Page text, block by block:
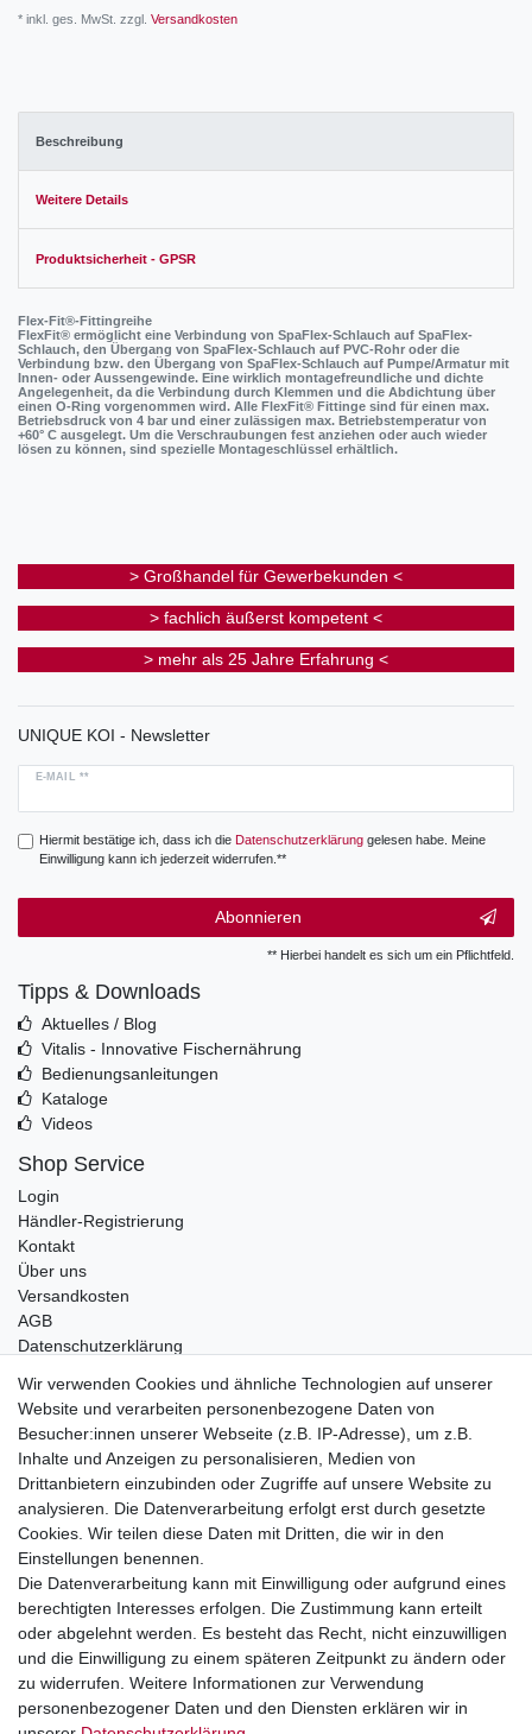
* inkl. ges. MwSt. zzgl. Versandkosten
Beschreibung
Weitere Details
Produktsicherheit - GPSR
Flex-Fit®-Fittingreihe
FlexFit® ermöglicht eine Verbindung von SpaFlex-Schlauch auf SpaFlex-
Schlauch, den Übergang von SpaFlex-Schlauch auf PVC-Rohr oder die
Verbindung bzw. den Übergang von SpaFlex-Schlauch auf Pumpe/Armatur mit
Innen- oder Aussengewinde. Eine wirklich montagefreundliche und dichte
Angelegenheit, da die Verbindung durch Klemmen und die Abdichtung über
einen O-Ring vorgenommen wird. Alle FlexFit® Fittinge sind für einen max.
Betriebsdruck von 4 bar und einer zulässigen max. Betriebstemperatur von
+60° C ausgelegt. Um die Verschraubungen fest anziehen oder auch wieder
lösen zu können, sind spezielle Montageschlüssel erhältlich.
> Großhandel für Gewerbekunden <
> fachlich äußerst kompetent <
> mehr als 25 Jahre Erfahrung <
UNIQUE KOI - Newsletter
E-MAIL **
Hiermit bestätige ich, dass ich die Daten­schutz­erklärunggelesen habe. Meine
Einwilligung kann ich jederzeit widerrufen.**
Abonnieren
** Hierbei handelt es sich um ein Pflichtfeld.
Tipps & Downloads
Aktuelles / Blog
Vitalis - Innovative Fischernährung
Bedienungsanleitungen
Kataloge
Videos
Shop Service
Login
Händler-Registrierung
Kontakt
Über uns
Versandkosten
AGB
Datenschutzerklärung
Telefonische Beratung und Unterstützung für Händler unter:
+49 2851 5895-0
Montag - Donnerstag: 08.00 - 16.30 Uhr
Freitag: 08.00 - 16.00 Uhr
Wir sind ein Großhandel, bitte wenden Sie sich als
Endkunde direkt an Ihren örtlichen Fachhändler. Vielen
Dank!
Widerrufs­recht Impressum Daten­schutz­erklärung
Wir verwenden Cookies und ähnliche Technologien auf unserer
Website und verarbeiten personenbezogene Daten von
Besucher:innen unserer Webseite (z.B. IP-Adresse), um z.B.
Inhalte und Anzeigen zu personalisieren, Medien von
Drittanbietern einzubinden oder Zugriffe auf unsere Website zu
analysieren. Die Datenverarbeitung erfolgt erst durch gesetzte
Cookies. Wir teilen diese Daten mit Dritten, die wir in den
Einstellungen benennen.
Die Datenverarbeitung kann mit Einwilligung oder aufgrund eines
berechtigten Interesses erfolgen. Die Zustimmung kann erteilt
oder abgelehnt werden. Es besteht das Recht, nicht einzuwilligen
und die Einwilligung zu einem späteren Zeitpunkt zu ändern oder
zu widerrufen. Weitere Informationen zur Verwendung
personenbezogener Daten und den Diensten erklären wir in